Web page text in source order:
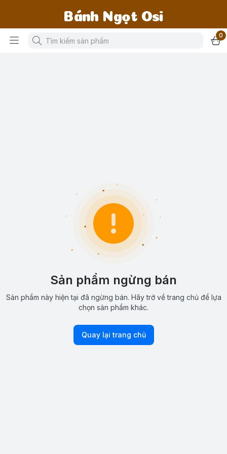
Bánh Ngọt Osi
0
Sản phẩm ngừng bán
Sản phẩm này hiện tại đã ngừng bán. Hãy trở về trang chủ để lựa
chọn sản phẩm khác.
Quay lại trang chủ